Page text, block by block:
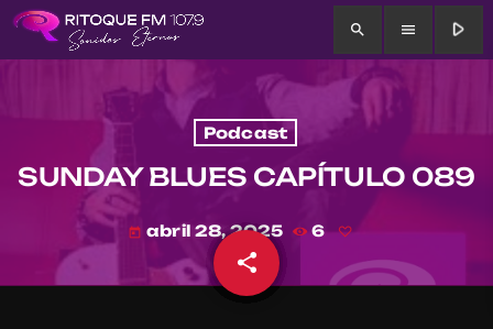
search menu play_arrow
Podcast
SUNDAY BLUES CAPÍTULO 089
today abril 28, 2025 6
share
email